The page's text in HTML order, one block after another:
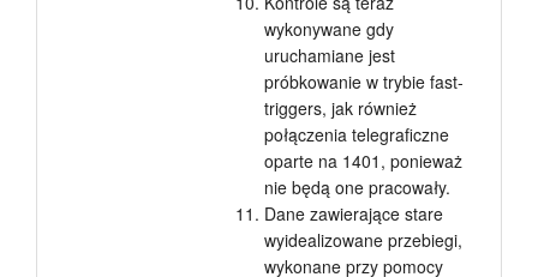
wykonywane gdy
uruchamiane jest
próbkowanie w trybie fast-
triggers, jak również
połączenia telegraficzne
oparte na 1401, ponieważ
nie będą one pracowały.
Dane zawierające stare
wyidealizowane przebiegi,
wykonane przy pomocy